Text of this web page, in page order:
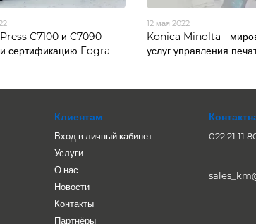
C7100 и C7090
сертификацию Fogra
12 мая 2022
Konica Minolta -
услуг управления
Клиентам
Вход в личный кабинет
Услуги
О нас
Новости
Контакты
Партнёры
022 21 11